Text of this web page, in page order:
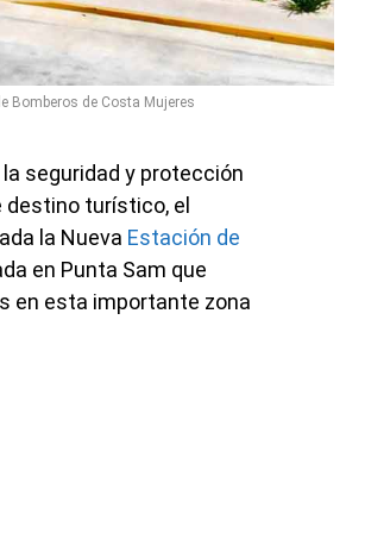
Bomberos de Costa Mujeres
seguridad y protección
turístico, el
la Nueva Estación de
en Punta Sam que
en esta importante zona